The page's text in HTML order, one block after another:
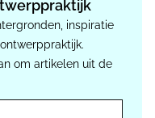
inspiratie
om artikelen uit de